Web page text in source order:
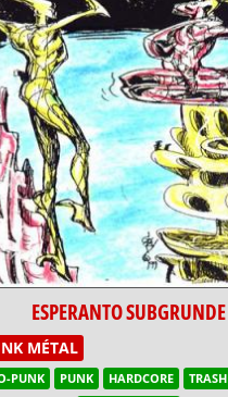
ESPERANTO SUBGRUNDE
MÉTAL
PUNK PUNK HARDCORE TRASH